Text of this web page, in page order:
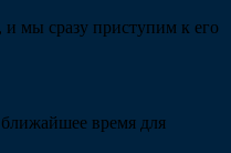
и мы сразу приступим к его
время для